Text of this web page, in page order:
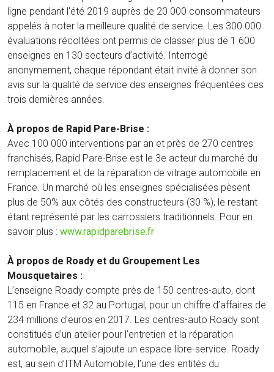
ligne pendant l'été 2019 auprès de 20 000 consommateurs
appelés à noter la meilleure qualité de service. Les 300 000
évaluations récoltées ont permis de classer plus de 1 600
enseignes en 130 secteurs d’activité. Interrogé
anonymement, chaque répondant était invité à donner son
avis sur la qualité de service des enseignes fréquentées ces
trois dernières années.
À propos de Rapid Pare-Brise :
Avec 100 000 interventions par an et près de 270 centres
franchisés, Rapid Pare-Brise est le 3e acteur du marché du
remplacement et de la réparation de vitrage automobile en
France. Un marché où les enseignes spécialisées pèsent
plus de 50% aux côtés des constructeurs (30 %), le restant
étant représenté par les carrossiers traditionnels. Pour en
savoir plus : www.rapidparebrise.fr
À propos de Roady et du Groupement Les
Mousquetaires :
L’enseigne Roady compte près de 150 centres-auto, dont
115 en France et 32 au Portugal, pour un chiffre d’affaires de
234 millions d’euros en 2017. Les centres-auto Roady sont
constitués d’un atelier pour l’entretien et la réparation
automobile, auquel s’ajoute un espace libre-service. Roady
est, au sein d’ITM Automobile, l’une des entités du